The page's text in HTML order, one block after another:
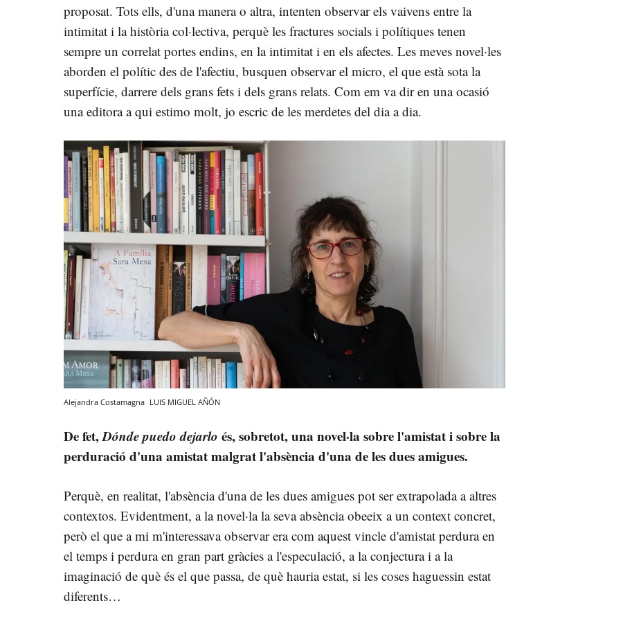
proposat. Tots ells, d'una manera o altra, intenten observar els vaivens entre la
intimitat i la història col·lectiva, perquè les fractures socials i polítiques tenen
sempre un correlat portes endins, en la intimitat i en els afectes. Les meves novel·les
aborden el polític des de l'afectiu, busquen observar el micro, el que està sota la
superfície, darrere dels grans fets i dels grans relats. Com em va dir en una ocasió
una editora a qui estimo molt, jo escric de les merdetes del dia a dia.
Alejandra Costamagna LUIS MIGUEL AÑÓN
De fet,Dónde puedo dejarlo és, sobretot, una novel·la sobre l'amistat i sobre la
perduració d'una amistat malgrat l'absència d'una de les dues amigues.
Perquè, en realitat, l'absència d'una de les dues amigues pot ser extrapolada a altres
contextos. Evidentment, a la novel·la la seva absència obeeix a un context concret,
però el que a mi m'interessava observar era com aquest vincle d'amistat perdura en
el temps i perdura en gran part gràcies a l'especulació, a la conjectura i a la
imaginació de què és el que passa, de què hauria estat, si les coses haguessin estat
diferents…